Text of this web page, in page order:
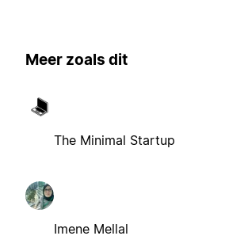
Meer zoals dit
The Minimal Startup
Imene Mellal